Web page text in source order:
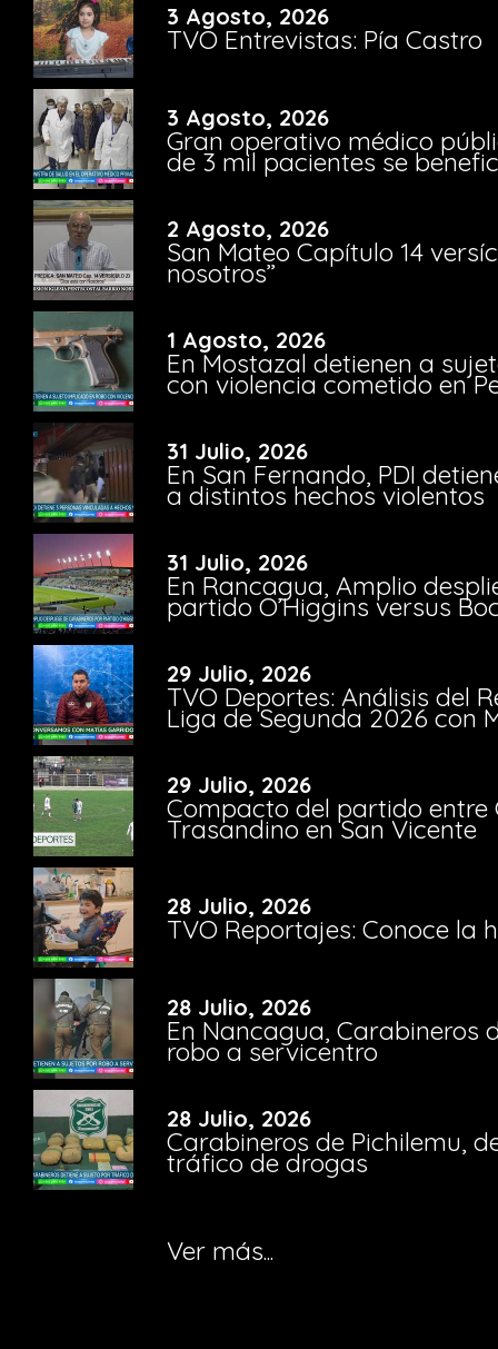
3 Agosto, 2026
TVO Entrevistas: Pía Castro
3 Agosto, 2026
Gran operativo médico
de 3 mil pacientes se
2 Agosto, 2026
San Mateo Capítulo 14
nosotros”
1 Agosto, 2026
En Mostazal detienen a
con violencia cometido en
31 Julio, 2026
En San Fernando, PDI
a distintos hechos violentos
31 Julio, 2026
En Rancagua, Amplio
partido O’Higgins versus
29 Julio, 2026
TVO Deportes: Análisis del
Liga de Segunda 2026 con
29 Julio, 2026
Compacto del partido entre
Trasandino en San Vicente
28 Julio, 2026
TVO Reportajes: Conoce la
28 Julio, 2026
En Nancagua, Carabineros
robo a servicentro
28 Julio, 2026
Carabineros de Pichilemu,
tráfico de drogas
Ver más...